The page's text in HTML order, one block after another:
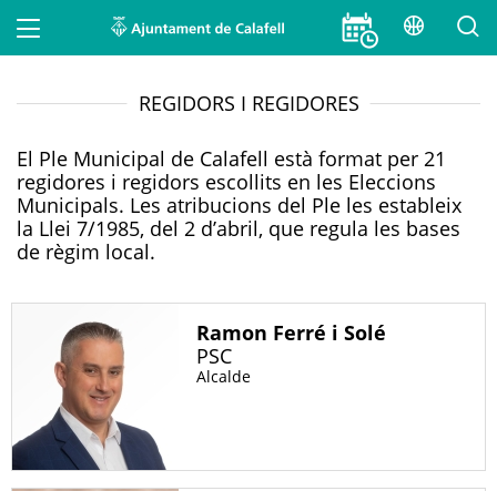
AJUNTAMENT
PER TEMES I SERVEIS
MUNICIPI
AGENDA D'ACTIVITATS, CURSOS I TALLERS
NOTÍCIES
MAPA WEB
Tipus de contingut
- Qualsevol -
REGIDORS I REGIDORES
El Ple Municipal de Calafell està format per 21
regidores i regidors escollits en les Eleccions
Municipals. Les atribucions del Ple les estableix
la Llei 7/1985, del 2 d’abril, que regula les bases
de règim local.
Ramon Ferré i Solé
PSC
Alcalde